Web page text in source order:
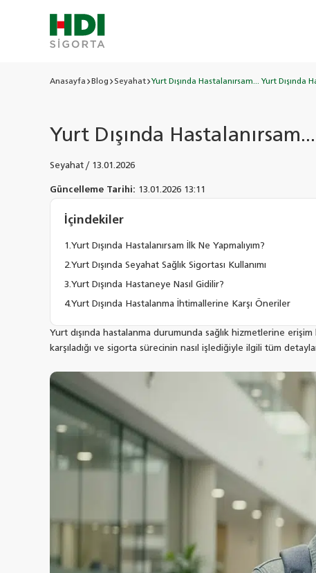
Anasayfa Blog Seyahat Yurt Dışında Hastalanırsam... Yurt Dışında
Yurt Dışında
Seyahat / 13.01.2026
Güncelleme Tarihi: 13.01.2026 13:11
Yurt dışında hastalanma durumunda sağlık hizmetlerine
karşıladığı ve sigorta sürecinin nasıl işlediğiyle ilgili tüm
İçindekiler
Yurt Dışında Hastalanırsam İlk Ne Yapmalıyım?
Yurt Dışında Seyahat Sağlık Sigortası Kullanımı
Yurt Dışında Hastaneye Nasıl Gidilir?
Yurt Dışında Hastalanma İhtimallerine Karşı Öneriler